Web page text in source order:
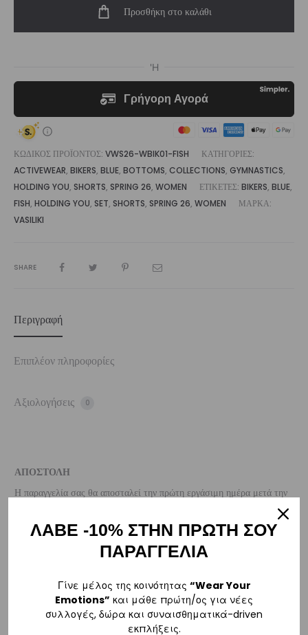
Short
Προσθήκη στο καλάθι
ΚΩΔΙΚΌΣ ΠΡΟΪΌΝΤΟΣ: VWS26-WBIK01-FISH
ΚΑΤΗΓΟΡΊΕΣ:
ACTIVEWEAR, BIKERS, BLUE, BOTTOMS, COLLECTIONS, GYMNASTICS,
HOLDING YOU, SHORTS, SPRING 26, WOMEN ΕΤΙΚΈΤΕΣ: BIKERS, BLUE,
FISH, HOLDING YOU, SET, SHORTS, SPRING 26, WOMEN
ΜΆΡΚΑ:
VASILIKI
SHARE
Περιγραφή
Επιπλέον πληροφορίες
Αξιολογήσεις 0
ΑΠΟΣΤΟΛΗ
Η παραγγελία σας θα αποσταλεί την πρώτη εργάσιμη ημέρα μετά την
sales@vasilikiworld.com
εντός Ελλάδας για παραγγελίες
ΛΑΒΕ -10% ΣΤΗΝ ΠΡΩΤΗ ΣΟΥ
ΠΑΡΑΓΓΕΛΙΑ
Γίνε μέλος της κοινότητας “Wear Your
Emotions” και μάθε πρώτη/ος για νέες
συλλογές, δώρα και συναισθηματικά-driven
εκπλήξεις.